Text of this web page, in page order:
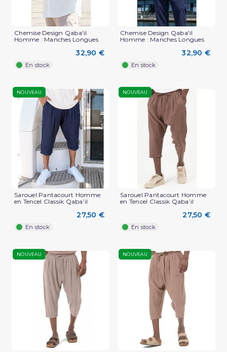
Chemise Design Qaba'il
Homme : Manches Longues
32,90 €
En stock
Chemise Design Qaba'il
Homme : Manches Longues
32,90 €
En stock
NOUVEAU
Sarouel Pantacourt Homme
en Tencel Classik Qaba’il
27,50 €
En stock
NOUVEAU
Sarouel Pantacourt Homme
en Tencel Classik Qaba’il
27,50 €
En stock
NOUVEAU NOUVEAU